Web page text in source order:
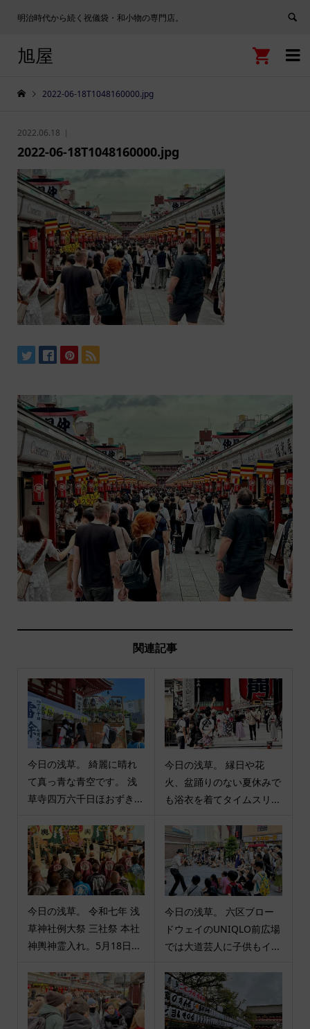
明治時代から続く祝儀袋・和小物の専門店。

旭屋 
2022-06-18T1048160000.jpg
2022.06.18
2022-06-18T1048160000.jpg
関連記事
今日の浅草。 綺麗に晴れ
て真っ青な青空です。 浅
草寺四万六千日ほおずき...
今日の浅草。 縁日や花
火、盆踊りのない夏休みで
も浴衣を着てタイムスリ...
今日の浅草。 令和七年 浅
草神社例大祭 三社祭 本社
神輿神霊入れ。5月18日...
今日の浅草。 六区ブロー
ドウェイのUNIQLO前広場
では大道芸人に子供もイ...